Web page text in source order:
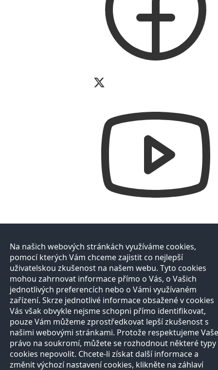
Na našich webových stránkách využíváme cookies,
pomocí kterých Vám chceme zajistit co nejlepší
uživatelskou zkušenost na našem webu. Tyto cookies
mohou zahrnovat informace přímo o Vás, o Vašich
jednotlivých preferencích nebo o Vámi využívaném
zařízení. Skrze jednotlivé informace obsažené v cookies
Vás však obvykle nejsme schopni přímo identifikovat,
pouze Vám můžeme zprostředkovat lepší zkušenost s
našimi webovými stránkami. Protože respektujeme Vaše
právo na soukromí, můžete se rozhodnout některé typy
cookies nepovolit. Chcete-li získat další informace a
změnit výchozí nastavení cookies, klikněte na záhlaví